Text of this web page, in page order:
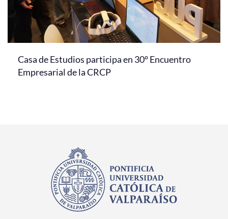
Casa de Estudios participa en 30° Encuentro
Empresarial de la CRCP